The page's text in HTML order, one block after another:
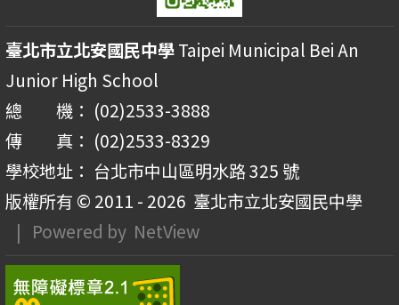
臺北市立北安國民中學Taipei Municipal Bei An
Junior High School
總 機： (02)2533-3888
傳 真： (02)2533-8329
學校地址： 台北市中山區明水路 325 號
版權所有 © 2011 - 2026 臺北市立北安國民中學
| Powered by NetView